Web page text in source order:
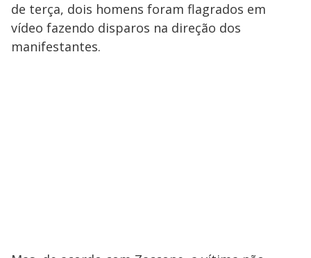
de terça, dois homens foram flagrados em
vídeo fazendo disparos na direção dos
manifestantes.